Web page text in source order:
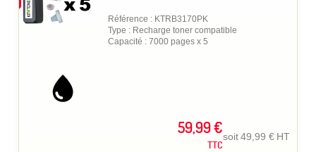
Référence : KTRB3170PK
Type : Recharge toner compatible
Capacité : 7000 pages x 5
59,99 €
TTC
soit49,99 € HT